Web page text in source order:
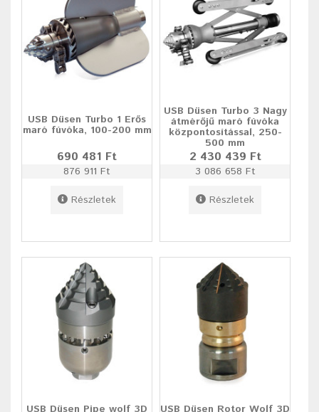
USB Düsen Turbo 1 Erős
maró fúvóka, 100-200 mm
690 481 Ft
876 911 Ft
Részletek
USB Düsen Turbo 3 Nagy
átmérőjű maró fúvóka
központosítással, 250-
500 mm
2 430 439 Ft
3 086 658 Ft
Részletek
USB Düsen Pipe wolf 3D USB Düsen Rotor Wolf 3D